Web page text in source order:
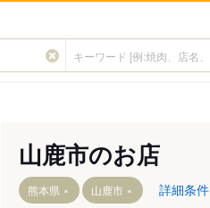
山鹿市のお店
熊本県 山鹿市 詳細条件